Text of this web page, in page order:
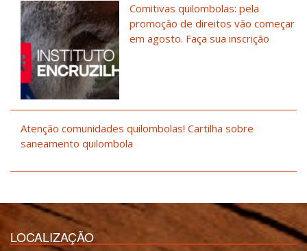
Comitivas quilombolas: pela
promoção de direitos vão começar
em agosto. Faça sua inscrição
Atenção comunidades quilombolas! Cartilha sobre
saneamento quilombola
LOCALIZAÇÃO